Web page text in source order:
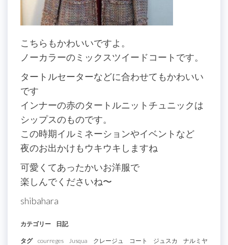
こちらもかわいいですよ。
ノーカラーのミックスツイードコートです。
タートルセーターなどに合わせてもかわいい
です
インナーの赤のタートルニットチュニックは
シップスのものです。
この時期イルミネーションやイベントなど
夜のお出かけもウキウキしますね
可愛くてあったかいお洋服で
楽しんでくださいね〜
shibahara
カテゴリー 日記
タグ courreges Jusqua クレージュ コート ジュスカ ナルミヤ